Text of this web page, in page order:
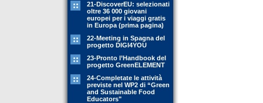
21-DiscoverEU: selezionati
oltre 36 000 giovani
europei per i viaggi gratis
in Europa (prima pagina)
22-Meeting in Spagna del
progetto DIGI4YOU
23-Pronto l’Handbook del
progetto GreenELEMENT
24-Completate le attività
previste nel WP2 di “Green
and Sustainable Food
Educators"